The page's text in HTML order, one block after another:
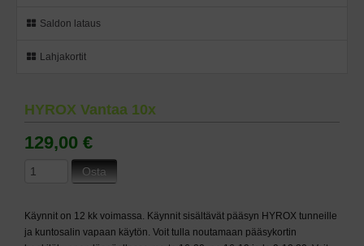
Saldon lataus
Lahjakortit
HYROX Vantaa 10x
Käynnit on 12 kk voimassa. Käynnit sisältävät pääsyn HYROX tunneille
ja kuntosalin vapaan käytön. Voit tulla noutamaan pääsykortin
129,00 €
Osta